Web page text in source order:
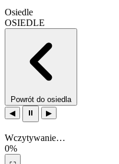
Osiedle
OSIEDLE
Powrót do osiedla
◀
⏸ ▶
Wczytywanie…
0%